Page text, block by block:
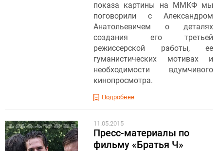
показа картины на ММКФ мы
поговорили с Александром
Анатольевичем о деталях
создания его третьей
режиссерской работы, ее
гуманистических мотивах и
необходимости вдумчивого
кинопросмотра.
Подробнее
11.05.2015
Пресс-материалы по
фильму «Братья Ч»